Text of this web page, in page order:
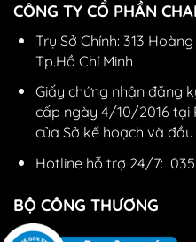
CÔNG TY CỔ PHẦN
Trụ Sở Chính: 313 Hoàng
Tp.Hồ Chí Minh
Giấy chứng nhận đăng
cấp ngày 4/10/2016 tại
của Sở kế hoạch và
Hotline hỗ trợ 24/7:
BỘ CÔNG THƯƠNG